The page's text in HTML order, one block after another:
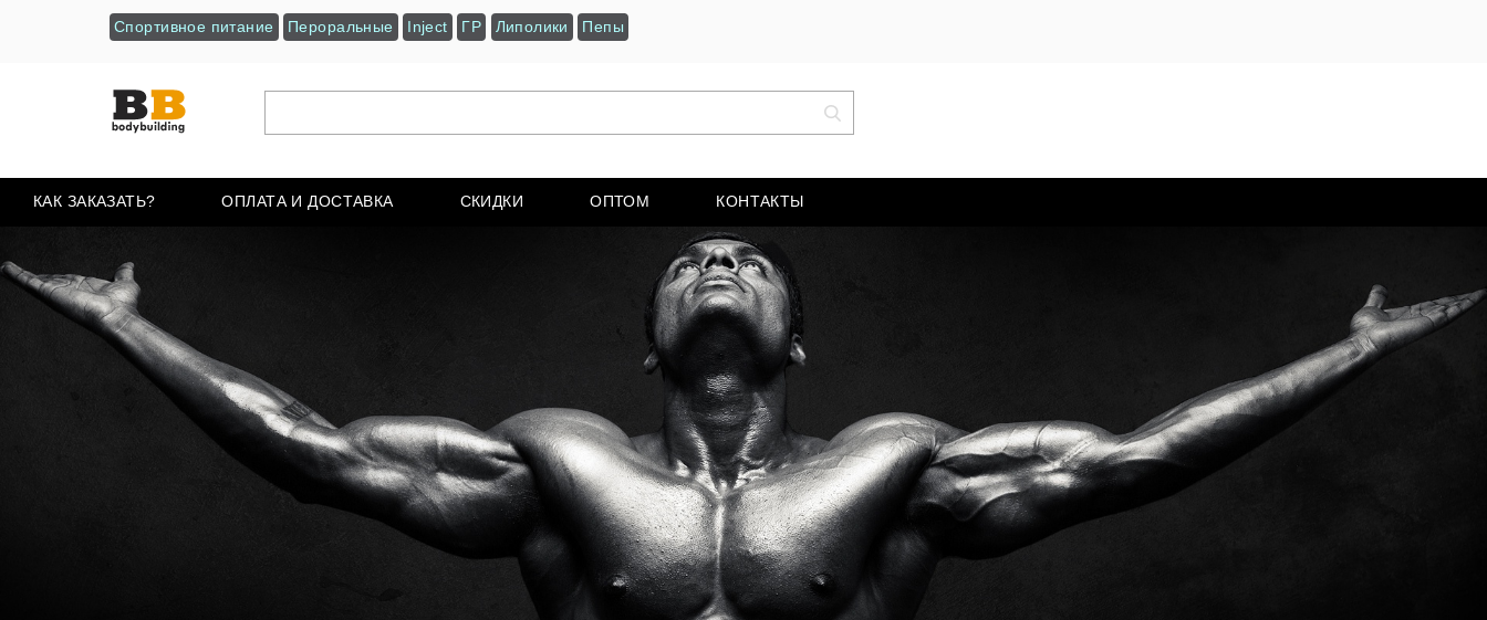
Спортивное питание Пероральные Inject ГР Липолики Пепы
КАК ЗАКАЗАТЬ? ОПЛАТА И ДОСТАВКА СКИДКИ ОПТОМ КОНТАКТЫ